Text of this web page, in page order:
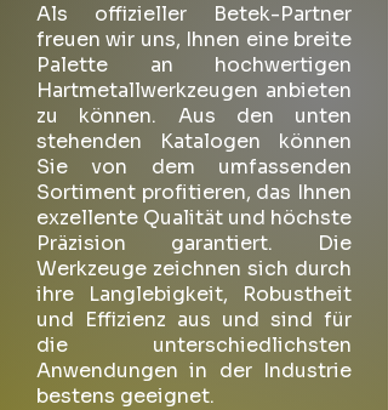
Als offizieller Betek-Partner
freuen wir uns, Ihnen eine breite
Palette an hochwertigen
Hartmetallwerkzeugen anbieten
zu können. Aus den unten
stehenden Katalogen können
Sie von dem umfassenden
Sortiment profitieren, das Ihnen
exzellente Qualität und höchste
Präzision garantiert. Die
Werkzeuge zeichnen sich durch
ihre Langlebigkeit, Robustheit
und Effizienz aus und sind für
die unterschiedlichsten
Anwendungen in der Industrie
bestens geeignet.